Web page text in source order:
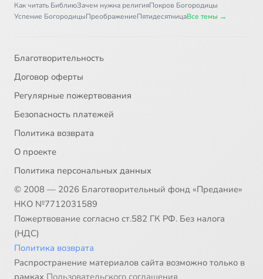
Как читать БиблиюЗачем нужна религияПокров Богородицы
Успение БогородицыПреображениеПятидесятницаВсе темы →
Благотворительность
Договор оферты
Регулярные пожертвования
Безопасность платежей
Политика возврата
О проекте
Политика персональных данных
© 2008 — 2026 Благотворительный фонд «Предание»
НКО №7712031589
Пожертвование согласно ст.582 ГК РФ. Без налога
(НДС)
Политика возврата
Распространение материалов сайта возможно только в